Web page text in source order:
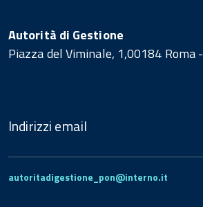
Autorità di Gestione
Piazza del Viminale, 1,00184 Roma
Indirizzi email
autoritadigestione_pon@interno.it